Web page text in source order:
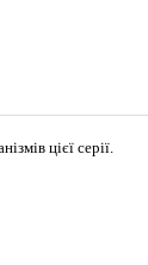
цієї серії.